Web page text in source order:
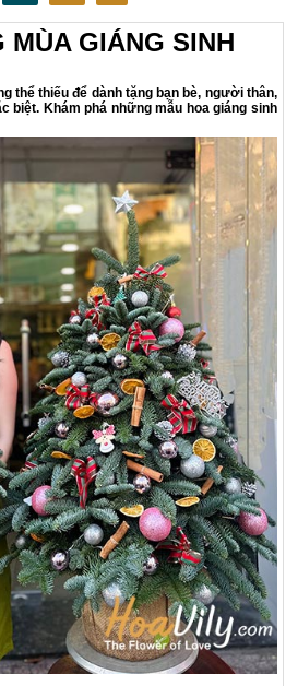
MÙA GIÁNG SINH
thể thiếu để dành tặng bạn bè, người thân,
biệt. Khám phá những mẫu hoa giáng sinh